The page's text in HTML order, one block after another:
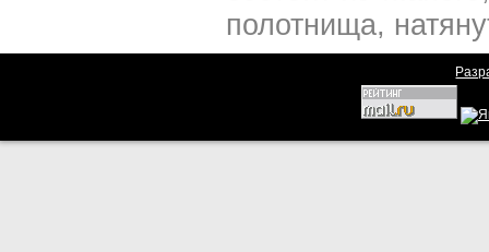
полотнища,